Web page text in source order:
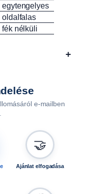
egytengelyes
oldalfalas
fék nélküli
+
e-mailben
🤝
Ajánlat elfogadása